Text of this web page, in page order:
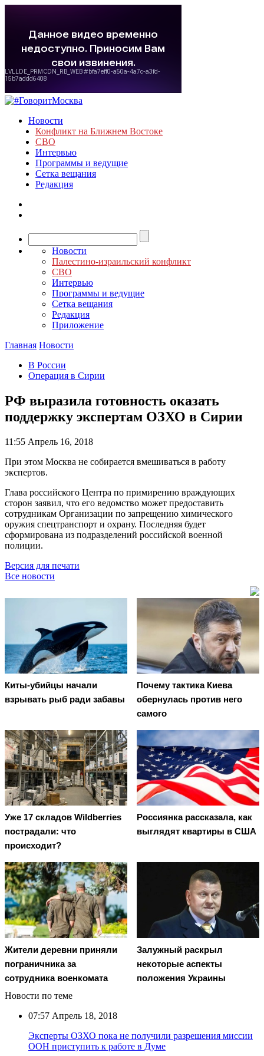
Новости
Конфликт на Ближнем Востоке
СВО
Интервью
Программы и ведущие
Сетка вещания
Редакция
Новости
Палестино-израильский конфликт
СВО
Интервью
Программы и ведущие
Сетка вещания
Редакция
Приложение
Главная Новости
В России
Операция в Сирии
РФ выразила готовность оказать
поддержку экспертам ОЗХО в Сирии
11:55 Апрель 16, 2018
При этом Москва не собирается вмешиваться в работу
экспертов.
Глава российского Центра по примирению враждующих
сторон заявил, что его ведомство может предоставить
сотрудникам Организации по запрещению химического
оружия спецтранспорт и охрану. Последняя будет
сформирована из подразделений российской военной
полиции.
Версия для печати
Все новости
Киты-убийцы начали
взрывать рыб ради забавы
Почему тактика Киева
обернулась против него
самого
Уже 17 складов Wildberries
пострадали: что
происходит?
Россиянка рассказала, как
выглядят квартиры в США
Жители деревни приняли
пограничника за
сотрудника военкомата
Залужный раскрыл
некоторые аспекты
положения Украины
Новости по теме
07:57 Апрель 18, 2018
Эксперты ОЗХО пока не получили разрешения миссии
ООН приступить к работе в Думе